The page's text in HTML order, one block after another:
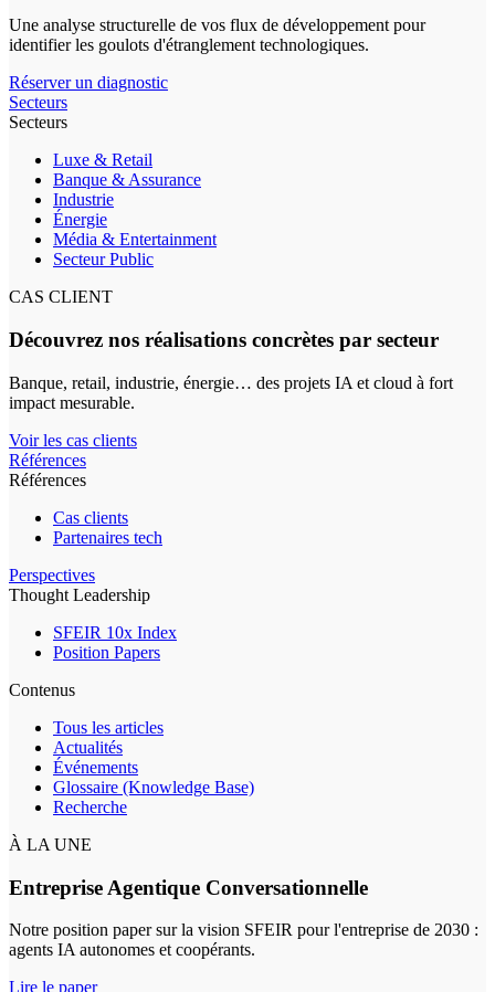
Une analyse structurelle de vos flux de développement pour
identifier les goulots d'étranglement technologiques.
Réserver un diagnostic
Secteurs
Secteurs
Luxe & Retail
Banque & Assurance
Industrie
Énergie
Média & Entertainment
Secteur Public
CAS CLIENT
Découvrez nos réalisations concrètes par secteur
Banque, retail, industrie, énergie… des projets IA et cloud à fort
impact mesurable.
Voir les cas clients
Références
Références
Cas clients
Partenaires tech
Perspectives
Thought Leadership
SFEIR 10x Index
Position Papers
Contenus
Tous les articles
Actualités
Événements
Glossaire (Knowledge Base)
Recherche
À LA UNE
Entreprise Agentique Conversationnelle
Notre position paper sur la vision SFEIR pour l'entreprise de 2030 :
agents IA autonomes et coopérants.
Lire le paper